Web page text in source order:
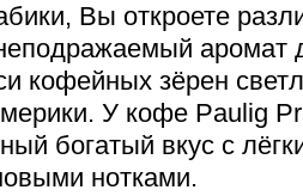
Вы откроете
аромат
кофейных зёрен
У кофе Paulig
богатый вкус с
нотками.